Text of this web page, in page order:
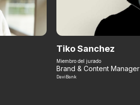
Tiko Sanchez
Miembro del jurado
Brand & Content Manager
DaviBank